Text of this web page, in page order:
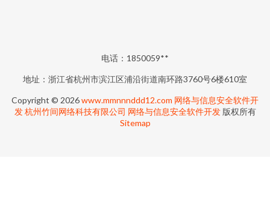
电话：1850059**
地址：浙江省杭州市滨江区浦沿街道南环路3760号6楼610室
Copyright © 2026www.mmnnnddd12.com 网络与信息安全软件开
发 杭州竹间网络科技有限公司 网络与信息安全软件开发版权所有
Sitemap